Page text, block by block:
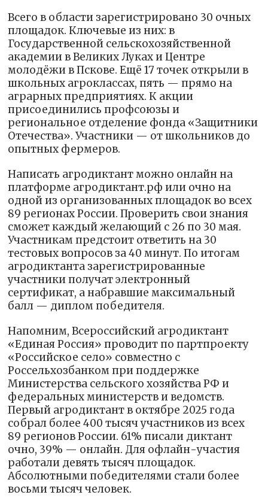
Всего в области зарегистрировано 30 очных
площадок. Ключевые из них: в
Государственной сельскохозяйственной
академии в Великих Луках и Центре
молодёжи в Пскове. Ещё 17 точек открыли в
школьных агроклассах, пять — прямо на
аграрных предприятиях. К акции
присоединились профсоюзы и
региональное отделение фонда «Защитники
Отечества». Участники — от школьников до
опытных фермеров.
Написать агродиктант можно онлайн на
платформе агродиктант.рф или очно на
одной из организованных площадок во всех
89 регионах России. Проверить свои знания
сможет каждый желающий с 26 по 30 мая.
Участникам предстоит ответить на 30
тестовых вопросов за 40 минут. По итогам
агродиктанта зарегистрированные
участники получат электронный
сертификат, а набравшие максимальный
балл — диплом победителя.
Напомним, Всероссийский агродиктант
«Единая Россия» проводит по партпроекту
«Российское село» совместно с
Россельхозбанком при поддержке
Министерства сельского хозяйства РФ и
федеральных министерств и ведомств.
Первый агродиктант в октябре 2025 года
собрал более 400 тысяч участников из всех
89 регионов России. 61% писали диктант
очно, 39% — онлайн. Для офлайн-участия
работали девять тысяч площадок.
Абсолютными победителями стали более
восьми тысяч человек.